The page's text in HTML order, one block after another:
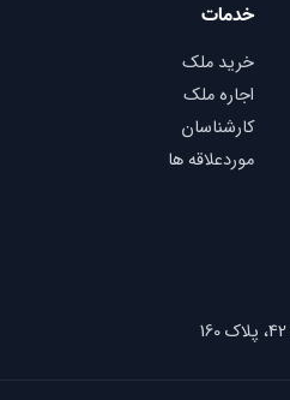
خدمات
خرید ملک
اجاره ملک
کارشناسان
موردعلاقه ها